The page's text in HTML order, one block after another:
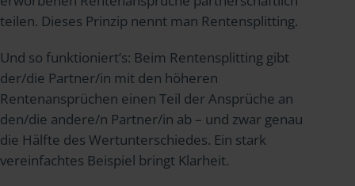
teilen. Dieses Prinzip nennt man Rentensplitting.
Und so funktioniert’s: Beim Rentensplitting gibt
der/die Partner/in mit den höheren
Rentenansprüchen einen Teil der Ansprüche an
den/die andere/n Partner/in ab – und zwar genau
die Hälfte des Wertunterschiedes. Ein stark
vereinfachtes Beispiel bringt Klarheit.